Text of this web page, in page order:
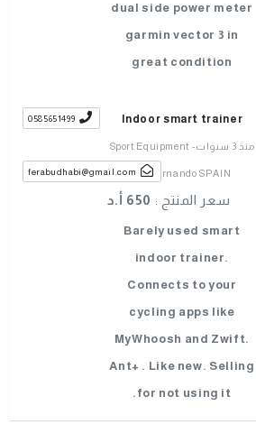
dual side power meter
garmin vector 3 in
great condition
Indoor smart trainer
منذ 3 سنوات -
Sport Equipment
- Fernando SPAIN
سعر المنتج :
Barely used smart
indoor trainer.
Connects to your
cycling apps like
MyWhoosh and Zwift.
Ant+ . Like new. Selling
for not using it.
0585651499
ferabudhabi@gmail.com